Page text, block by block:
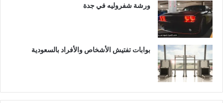
ورشة شفروليه في جدة
بوابات تفتيش الأشخاص والأفراد بالسعودية